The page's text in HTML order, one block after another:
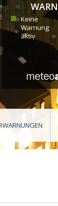
Keine
Warnung
aktiv